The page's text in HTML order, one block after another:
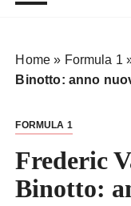
Home » Formula 1
Binotto: anno
FORMULA 1
Frederic
Binotto: